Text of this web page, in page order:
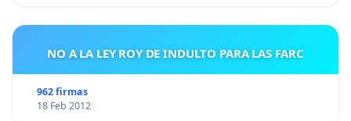
NO A LA LEY ROY DE INDULTO PARA LAS FARC
962 firmas
18 Feb 2012